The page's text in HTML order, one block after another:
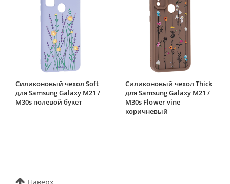
Силиконовый чехол Soft
для Samsung Galaxy M21 /
M30s полевой букет
Силиконовый чехол Thick
для Samsung Galaxy M21 /
M30s Flower vine
коричневый
Наверх